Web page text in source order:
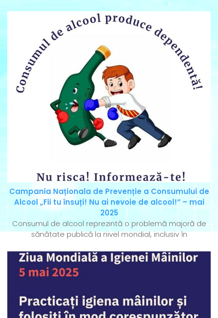
Campania Naționala de Prevenție a Consumului de
Alcool „Fii tu însuți! Nu ai nevoie de alcool!” – mai
2025
Consumul de alcool reprezintă o problemă majoră de
sănătate publică la nivel mondial, inclusiv în